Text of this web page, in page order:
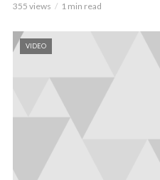
355 views 1 min read
VIDEO